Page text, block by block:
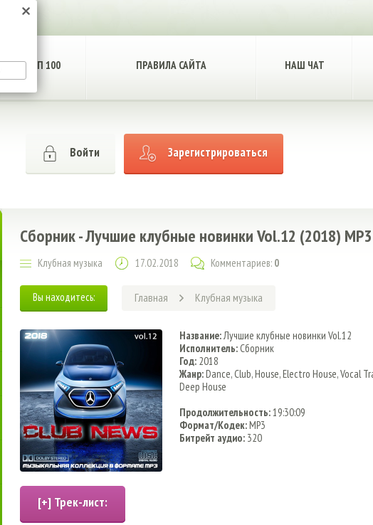
ТОП 100 ПРАВИЛА САЙТА НАШ ЧАТ
Войти Зарегистрироваться
Сборник - Лучшие клубные новинки Vol.12 (2018) MP3
Клубная музыка 17.02.2018 Комментариев: 0
Вы находитесь: Главная Клубная музыка
Название:Лучшие клубные новинки Vol.12
Исполнитель:Сборник
Год: 2018
Жанр:Dance, Club, House, Electro House, Vocal
Deep House
Продолжительность:19:30:09
Формат/Кодек:MP3
Битрейт аудио: 320